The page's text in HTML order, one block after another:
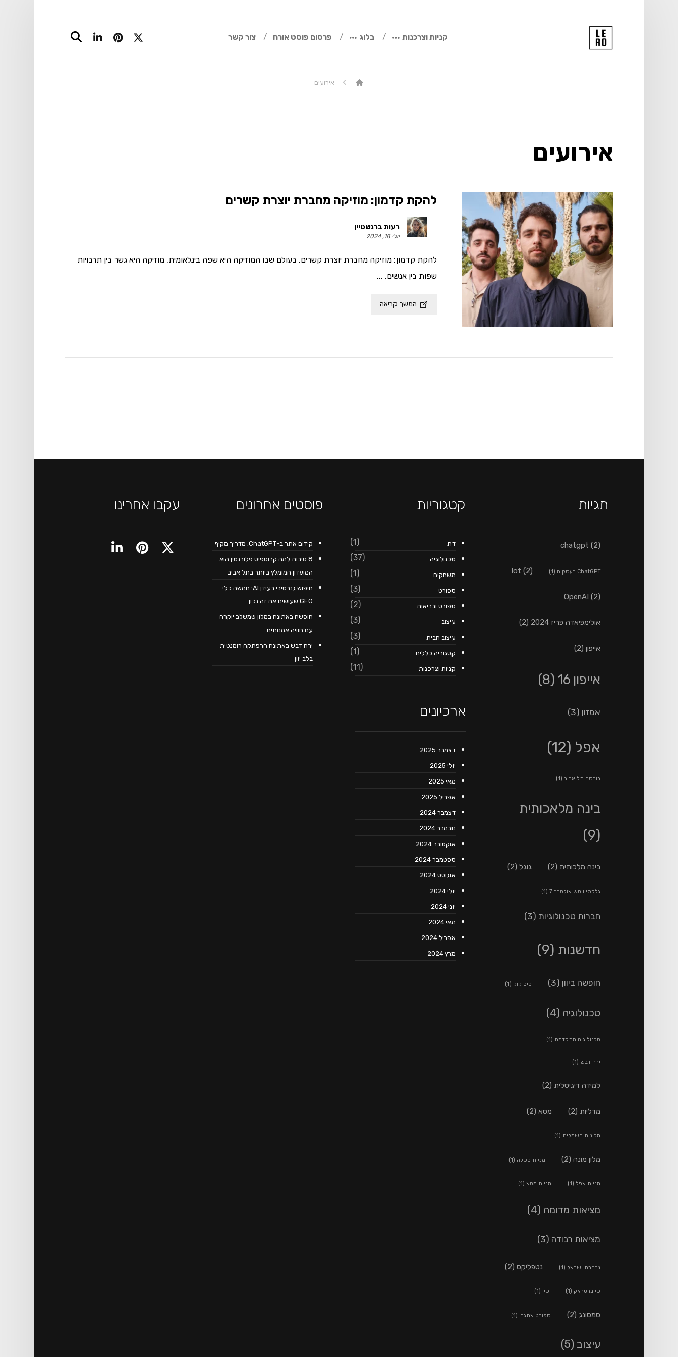
קניות וצרכנות בלוג פרסום פוסט אורח צור קשר
אירועים
אירועים
להקת קדמון: מוזיקה מחברת יוצרת קשרים
רעות ברנשטיין
יולי 18, 2024
להקת קדמון: מוזיקה מחברת יוצרת קשרים. בעולם שבו המוזיקה היא שפה בינלאומית, מוזיקה היא גשר בין תרבויות
שפות בין אנשים. ...
המשך קריאה
תגיות
chatgpt (2)
ChatGPT בעסקים (1)
lot (2)
OpenAI (2)
אולימפיאדה פריז 2024 (2)
אייפון(2)
אייפון 16 (8)
אמזון (3)
אפל (12)
בורסה תל אביב(1)
בינה מלאכותית
(9)
בינה מלכותית (2) גוגל(2)
גלקסי ווטש אולטרה 7 (1)
חברות טכנולוגיות (3)
חדשנות (9)
חופשה ביוון (3) טים קוק (1)
טכנולוגיה (4)
טכנולוגיה מתקדמת (1)
ירח דבש (1)
למידה דיגיטלית (2)
מדליות (2) מטא(2)
מכונית חשמלית (1)
מלון מונה(2) מניות טסלה (1)
מניית אפל (1) מניית מטא (1)
מציאות מדומה (4)
מציאות רבודה (3)
נבחרת ישראל (1) נטפליקס(2)
סייברטראק (1) סין (1)
סמסונג (2) ספורט אתגרי (1)
עיצוב (5)
קטגוריות
דת (1)
טכנולוגיה (37)
משחקים (1)
ספורט (3)
ספורט ובריאות (2)
עיצוב (3)
עיצוב הבית (3)
קטגוריה כללית (1)
קניות וצרכנות (11)
ארכיונים
דצמבר 2025
יולי 2025
מאי 2025
אפריל 2025
דצמבר 2024
נובמבר 2024
אוקטובר 2024
ספטמבר 2024
אוגוסט 2024
יולי 2024
יוני 2024
מאי 2024
אפריל 2024
מרץ 2024
פוסטים אחרונים
קידום אתר ב-ChatGPT: מדריך מקיף
8 סיבות למה קרוספיט פלורנטין הוא
המועדון המומלץ ביותר בתל אביב
חיפוש גנרטיבי בעידן AI: חמשה כלי
GEO שעושים את זה נכון
חופשה באתונה במלון שמשלב יוקרה
עם חוויה אמנותית
ירח דבש באתונה הרפתקה רומנטית
בלב יוון
עקבו אחרינו